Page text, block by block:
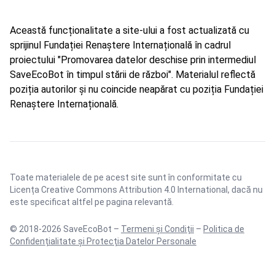
Această funcționalitate a site-ului a fost actualizată cu
sprijinul Fundației Renaștere Internațională în cadrul
proiectului "Promovarea datelor deschise prin intermediul
SaveEcoBot în timpul stării de război". Materialul reflectă
poziția autorilor și nu coincide neapărat cu poziția Fundației
Renaștere Internațională.
Toate materialele de pe acest site sunt în conformitate cu
Licența Creative Commons Attribution 4.0 International , dacă nu
este specificat altfel pe pagina relevantă.
© 2018-2026 SaveEcoBot – Termeni și Condiții – Politica de
Confidențialitate și Protecția Datelor Personale